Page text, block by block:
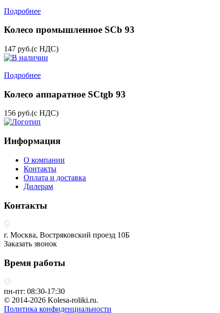
Подробнее
Колесо промышленное SCb 93
147 руб.(с НДС)
Подробнее
Колесо аппаратное SCtgb 93
156 руб.(с НДС)
Информация
О компании
Контакты
Оплата и доставка
Дилерам
Контакты
г. Москва, Востряковский проезд 10Б
Заказать звонок
Время работы
пн-пт: 08:30-17:30
© 2014-2026 Kolesa-roliki.ru.
Политика конфиденциальности